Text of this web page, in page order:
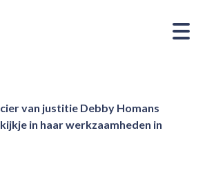
van justitie Debby Homans
in haar werkzaamheden in